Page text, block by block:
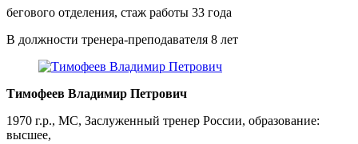
бегового отделения, стаж работы 33 года
В должности тренера-преподавателя 8 лет
Тимофеев Владимир Петрович
1970 г.р., МС, Заслуженный тренер России, образование:
высшее,